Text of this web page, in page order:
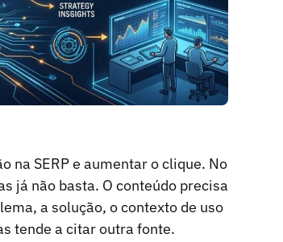
na SERP e aumentar o clique. No
já não basta. O conteúdo precisa
a solução, o contexto de uso
tende a citar outra fonte.